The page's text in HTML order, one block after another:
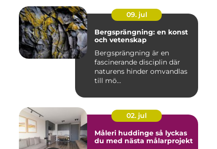
09. jul
Bergsprängning: en konst
och vetenskap
Bergsprängning är en
fascinerande disciplin där
naturens hinder omvandlas
till mö...
02. jul
Måleri huddinge så lyckas
du med nästa målarprojekt